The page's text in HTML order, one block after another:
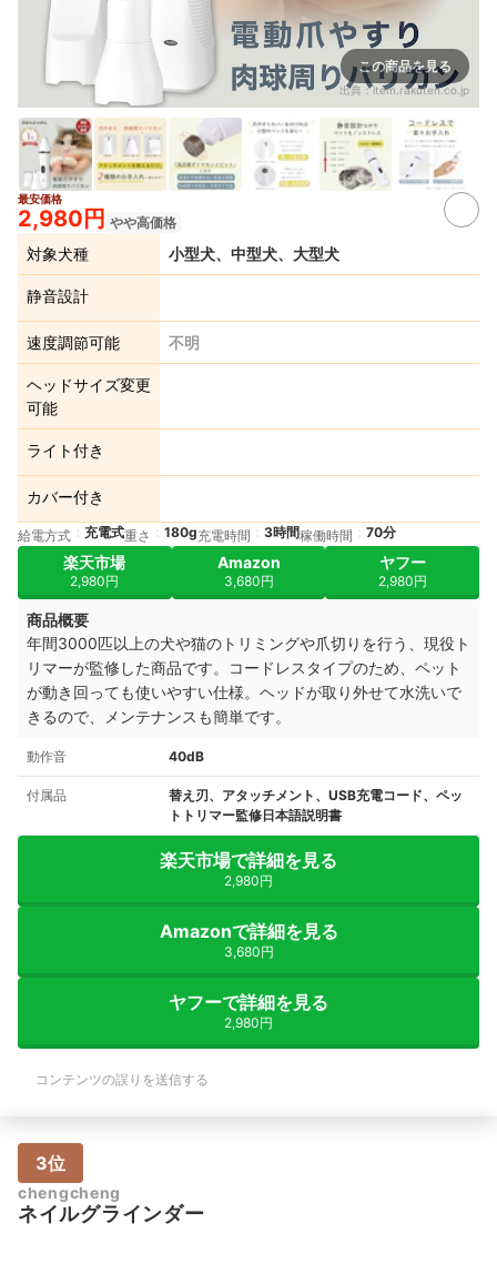
この商品を見る
出典：item.rakuten.co.jp
最安価格
2,980円 やや高価格
対象犬種 小型犬、中型犬、大型犬
静音設計
速度調節可能 不明
ヘッドサイズ変更
可能
ライト付き
カバー付き
給電方式 充電式重さ 180g充電時間 3時間稼働時間 70分
楽天市場
2,980円
Amazon
3,680円
ヤフー
2,980円
商品概要
年間3000匹以上の犬や猫のトリミングや爪切りを行う、現役ト
リマーが監修した商品です。コードレスタイプのため、ペット
が動き回っても使いやすい仕様。ヘッドが取り外せて水洗いで
きるので、メンテナンスも簡単です。
動作音 40dB
付属品
替え刃、アタッチメント、USB充電コード、ペッ
トトリマー監修日本語説明書
楽天市場で詳細を見る
2,980円
Amazonで詳細を見る
3,680円
ヤフーで詳細を見る
2,980円
コンテンツの誤りを送信する
3位
chengcheng
ネイルグラインダー